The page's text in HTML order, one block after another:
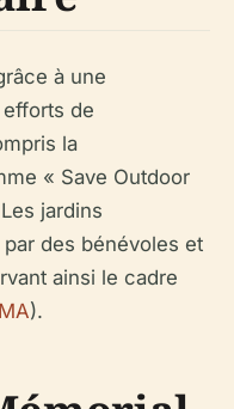
à une
de
la
« Save Outdoor
jardins
des bénévoles et
ainsi le cadre
).